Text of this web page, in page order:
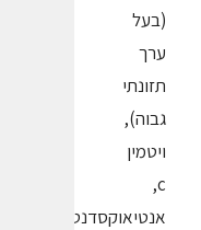
(בעל
ערך
תזונתי
גבוה),
ויטמין
c,
אנטיאוקסדנט